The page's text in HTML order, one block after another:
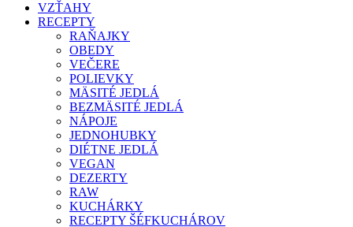
VZŤAHY
RECEPTY
RAŇAJKY
OBEDY
VEČERE
POLIEVKY
MÄSITÉ JEDLÁ
BEZMÄSITÉ JEDLÁ
NÁPOJE
JEDNOHUBKY
DIÉTNE JEDLÁ
VEGAN
DEZERTY
RAW
KUCHÁRKY
RECEPTY ŠÉFKUCHÁROV